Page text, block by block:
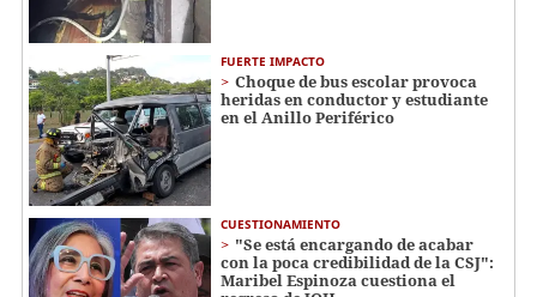
FUERTE IMPACTO
Choque de bus escolar provoca
heridas en conductor y estudiante
en el Anillo Periférico
CUESTIONAMIENTO
"Se está encargando de acabar
con la poca credibilidad de la CSJ":
Maribel Espinoza cuestiona el